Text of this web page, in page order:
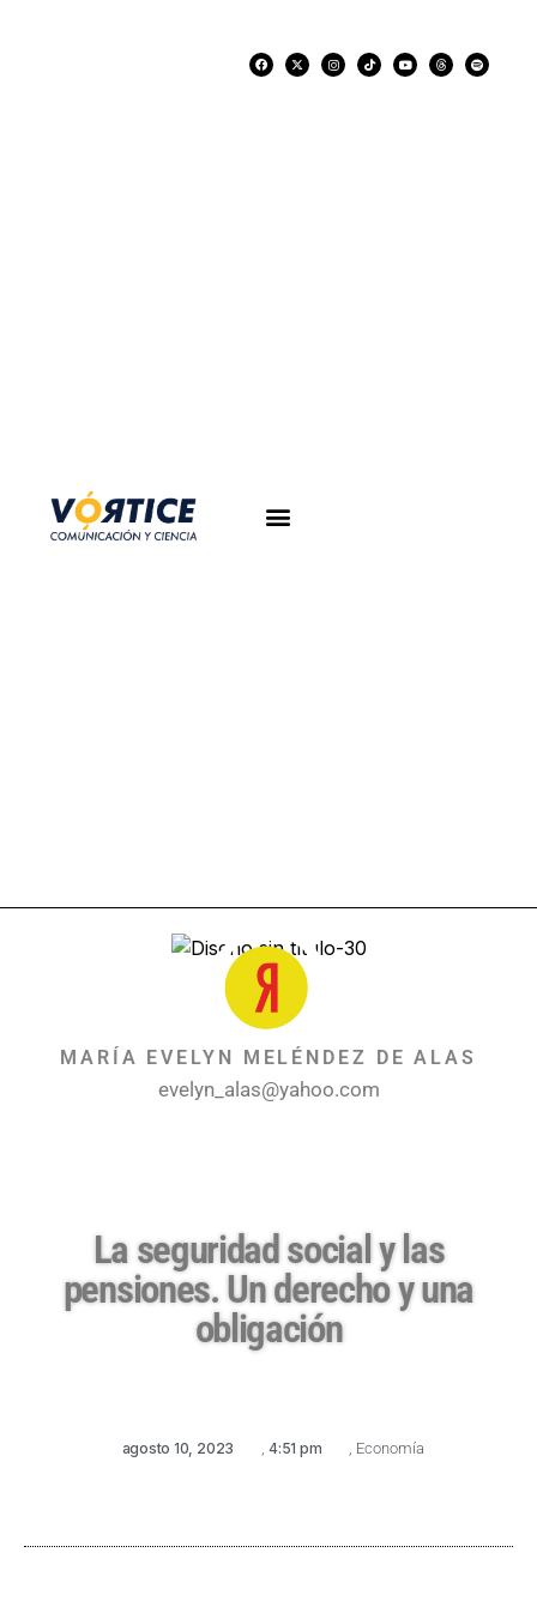
MARÍA EVELYN MELÉNDEZ DE ALAS
evelyn_alas@yahoo.com
La seguridad social y las
pensiones. Un derecho y una
obligación
agosto 10, 2023 4:51 pm Economía